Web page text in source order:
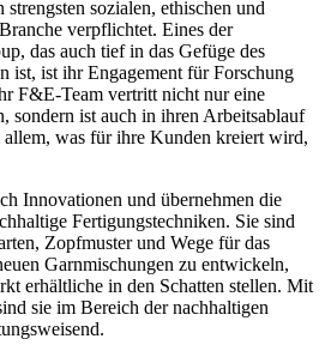
sozialen, ethischen und
verpflichtet. Eines der
das auch tief in das Gefüge des
ist, ist ihr Engagement für Forschung
F&E-Team vertritt nicht nur eine
sondern ist auch in ihren Arbeitsablauf
was für ihre Kunden kreiert wird,
Innovationen und übernehmen die
Fertigungstechniken. Sie sind
Zopfmuster und Wege für das
Garnmischungen zu entwickeln,
erhältliche in den Schatten stellen. Mit
sie im Bereich der nachhaltigen